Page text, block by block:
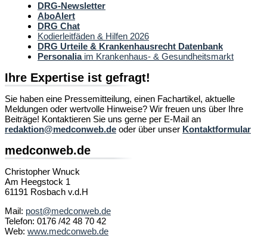
DRG-Newsletter
AboAlert
DRG Chat
Kodierleitfäden & Hilfen 2026
DRG Urteile & Krankenhausrecht Datenbank
Personaliaim Krankenhaus- & Gesundheitsmarkt
Ihre Expertise ist gefragt!
Sie haben eine Pressemitteilung, einen Fachartikel, aktuelle
Meldungen oder wertvolle Hinweise? Wir freuen uns über Ihre
Beiträge! Kontaktieren Sie uns gerne per E-Mail an
redaktion@medconweb.de oder über unser Kontaktformular
medconweb.de
Christopher Wnuck
Am Heegstock 1
61191 Rosbach v.d.H
Mail: post@medconweb.de
Telefon: 0176 /42 48 70 42
Web: www.medconweb.de